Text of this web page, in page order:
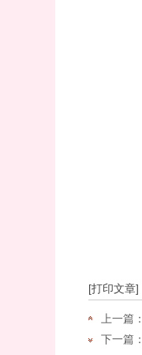
[打印文章]
上一篇：
下一篇：